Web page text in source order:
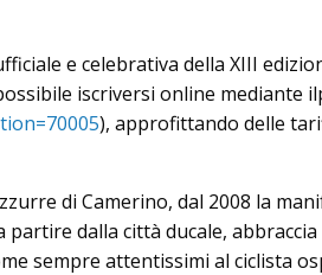
e celebrativa della XIII
iscriversi online mediante
), approfittando delle
di Camerino, dal 2008 la
dalla città ducale,
sempre attentissimi al ciclista